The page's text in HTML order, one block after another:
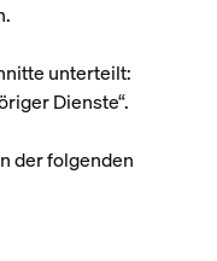
unterteilt:
Dienste“.
der folgenden